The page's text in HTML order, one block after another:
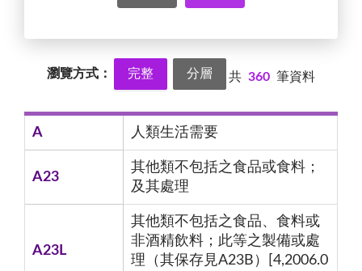
瀏覽方式： 完整 分層 共 360 筆資料
A 人類生活需要
A23
其他類不包括之食品或食料；
及其處理
A23L
其他類不包括之食品、食料或
非酒精飲料；此等之製備或處
理（其保存見A23B）[4,2006.0